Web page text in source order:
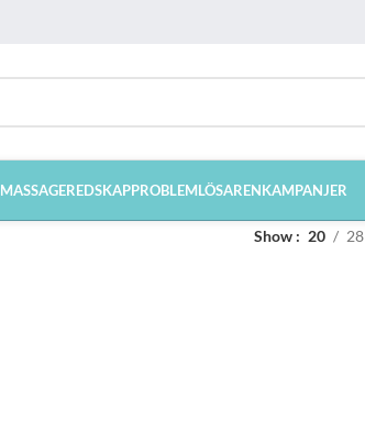
MASSAGEREDSKAPPROBLEMLÖSARENKAMPANJER
Show 20 28